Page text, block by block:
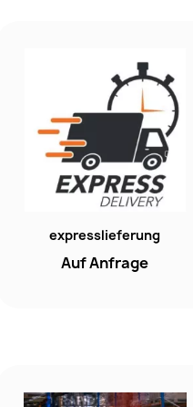
expresslieferung
Auf Anfrage